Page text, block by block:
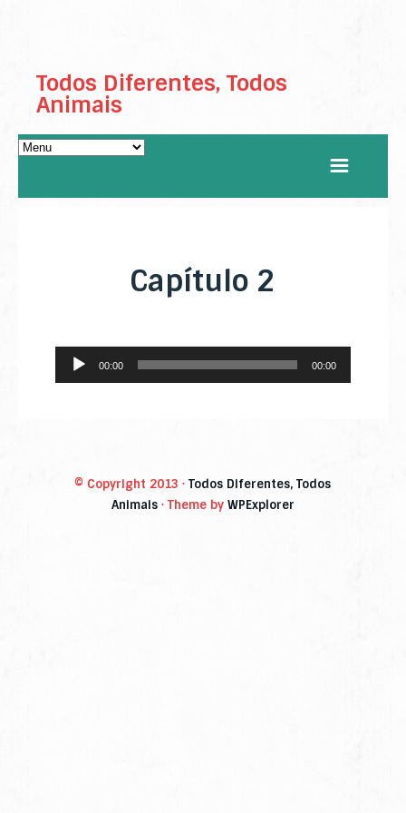
Todos Diferentes, Todos
Animais
Capítulo 2
Reprodutor
de
00:00 00:00
© Copyright 2013 ·Todos Diferentes, Todos
Animais· Theme by WPExplorer